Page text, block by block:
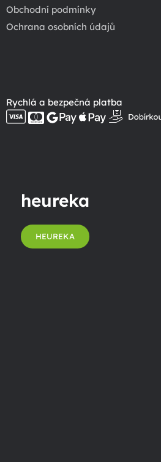
Obchodní podmínky
Ochrana osobních údajů
Rychlá a bezpečná platba
heureka
HEUREKA